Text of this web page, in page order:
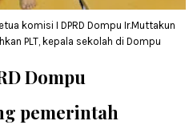
komisi I DPRD Dompu Ir.Muttakun
PLT, kepala sekolah di Dompu
Dompu
pemerintah